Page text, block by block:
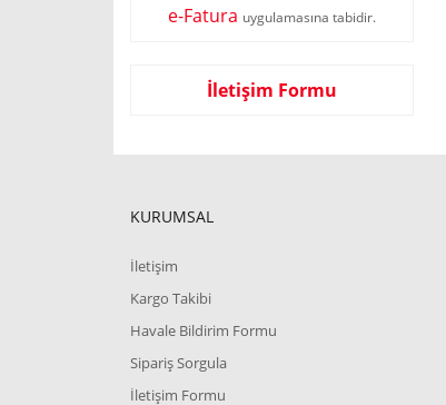
e-Fatura uygulamasına tabidir.
İletişim Formu
KURUMSAL
İletişim
Kargo Takibi
Havale Bildirim Formu
Sipariş Sorgula
İletişim Formu